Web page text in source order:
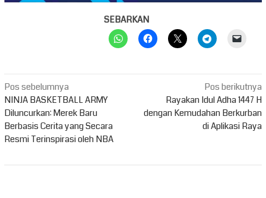
SEBARKAN
Navigasi
pos
Pos sebelumnya
NINJA BASKETBALL ARMY
Diluncurkan: Merek Baru
Berbasis Cerita yang Secara
Resmi Terinspirasi oleh NBA
Pos berikutnya
Rayakan Idul Adha 1447 H
dengan Kemudahan Berkurban
di Aplikasi Raya